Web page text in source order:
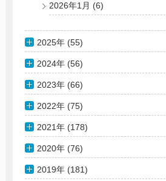
2026年1月 (6)
2025年 (55)
2024年 (56)
2023年 (66)
2022年 (75)
2021年 (178)
2020年 (76)
2019年 (181)